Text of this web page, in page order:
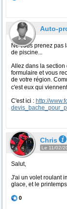
Auto-
Ne vous prenez pas
de piscine...
Allez dans la
formulaire et vous
de votre région.
c'est eux qui
C'est ici : http://
Chris
Le 11/02/
Salut,
J'ai un volet roulant
glace, et le
0